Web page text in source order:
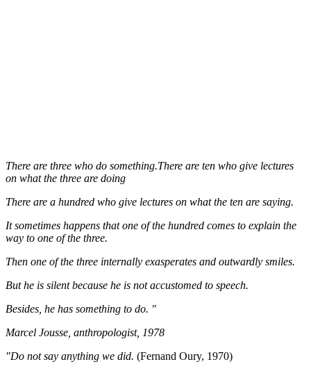
There are three who do something.There are ten who give lectures
on what the three are doing
There are a hundred who give lectures on what the ten are saying.
It sometimes happens that one of the hundred comes to explain the
way to one of the three.
Then one of the three internally exasperates and outwardly smiles.
But he is silent because he is not accustomed to speech.
Besides, he has something to do. "
Marcel Jousse, anthropologist, 1978
"Do not say anything we did. (Fernand Oury, 1970)